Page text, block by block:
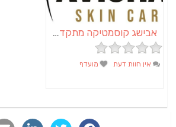
אבישג קוסמטיקה מתקדמת | קוסמטיקאית באשכול | הסרת שיער
אין חוות דעת מועדף